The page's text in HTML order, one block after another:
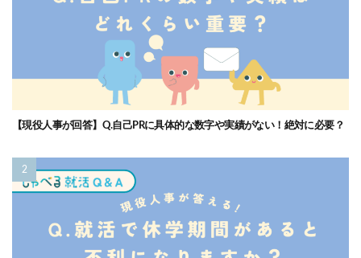
【現役人事が回答】Q.自己PRに具体的な数字や実績がない！絶対に必要？